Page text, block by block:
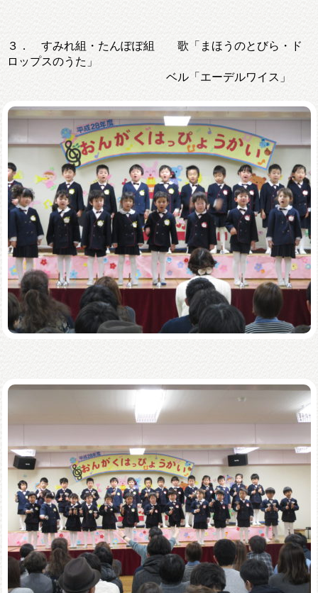
３． すみれ組・たんぽぽ組 歌「まほうのとびら・ド
ロップスのうた」
ベル「エーデルワイス」